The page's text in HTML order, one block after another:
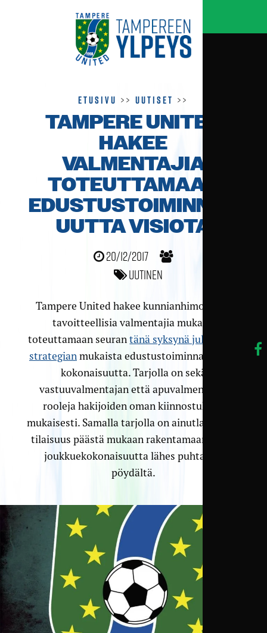
Etusivu >>Uutiset >>
TAMPERE UNITED
HAKEE
VALMENTAJIA
TOTEUTTAMAAN
EDUSTUS­TOIMINNAN
UUTTA VISIOTA
20/12/2017
Uutinen
Tampere United hakee kunnianhimoisia ja
tavoitteellisia valmentajia mukaan
toteuttamaan seurantänä syksynä julkaistun
strategianmukaista edustustoiminnan uutta
kokonaisuutta. Tarjolla on sekä
vastuuvalmentajan että apuvalmentajan
rooleja hakijoiden oman kiinnostuksen
mukaisesti. Samalla tarjolla on ainutlaatuinen
tilaisuus päästä mukaan rakentamaan uutta
joukkuekokonaisuutta lähes puhtaalta
pöydältä.